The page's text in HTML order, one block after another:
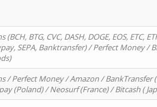
BTG, CVC, DASH, DOGE, EOS, ETC,
SEPA, Banktransfer) / Perfect Money /
/ Perfect Money / Amazon /
(Poland) / Neosurf (France) / Bitcash (